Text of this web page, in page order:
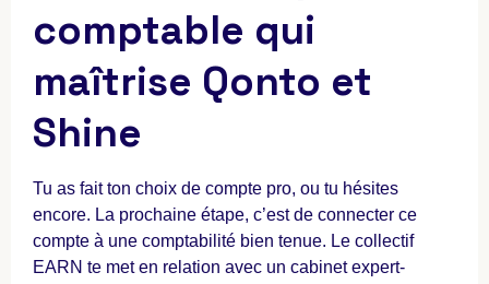
comptable qui
maîtrise Qonto et
Shine
Tu as fait ton choix de compte pro, ou tu hésites
encore. La prochaine étape, c’est de connecter ce
compte à une comptabilité bien tenue. Le collectif
EARN te met en relation avec un cabinet expert-